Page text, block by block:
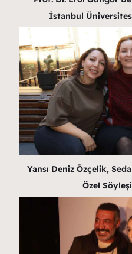
İstanbul
Yansı Deniz Özçelik,
Özel